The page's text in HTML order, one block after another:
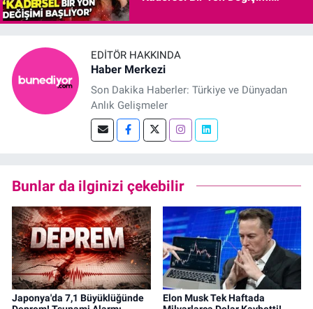
EDITÖR HAKKINDA
Haber Merkezi
Son Dakika Haberler: Türkiye ve Dünyadan
Anlık Gelişmeler
Bunlar da ilginizi çekebilir
Japonya'da 7,1 Büyüklüğünde
Elon Musk Tek Haftada